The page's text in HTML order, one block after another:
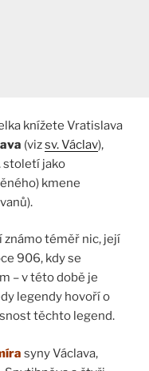
knížete Vratislava
(vizsv. Václav),
století jako
kmene
téměř nic, její
906, kdy se
– v této době je
legendy hovoří o
těchto legend.
syny Václava,